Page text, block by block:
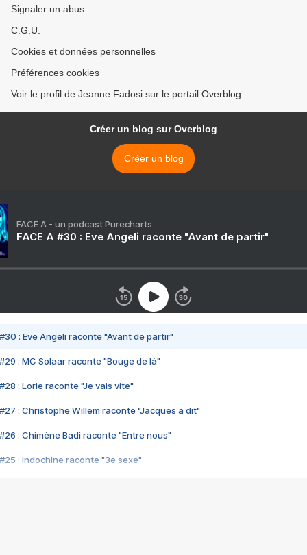
Signaler un abus
C.G.U.
Cookies et données personnelles
Préférences cookies
Voir le profil de Jeanne Fadosi sur le portail Overblog
Créer un blog sur Overblog
Créer un blog
FACE A - un podcast Purecharts
FACE A #30 : Eve Angeli raconte "Avant de partir"
#30 : Eve Angeli raconte "Avant de partir"
#29 : MC Solaar raconte "Bouge de là"
#28 : Lorie raconte "Je vais vite"
#27 : Christophe Willem raconte "Jacques a dit"
#26 : Chimène Badi raconte "Entre nous"
#25 : Indochine raconte "3e sexe"